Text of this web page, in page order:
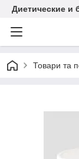
Диетические и
Товари та